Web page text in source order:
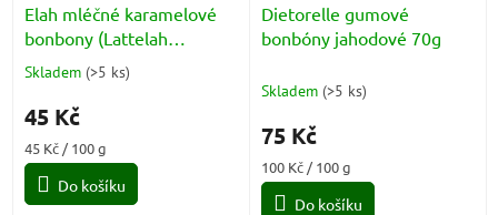
Elah mléčné karamelové
bonbony (Lattelah
Caramelle) 100g
Průměrné
produktu
5,0
5
Skladem (>5 ks)
45 Kč
Měrná
cena:
45 Kč / 100 g
Do košíku
Dietorelle gumové
bonbóny jahodové 70g
Skladem (>5 ks)
75 Kč
Měrná
cena:
100 Kč / 100 g
Do košíku